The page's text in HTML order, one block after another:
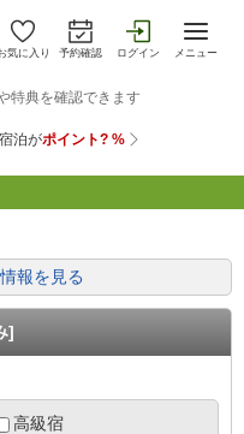
気に入り 予約確認 ログイン メニュー
報を見る
]
高級宿